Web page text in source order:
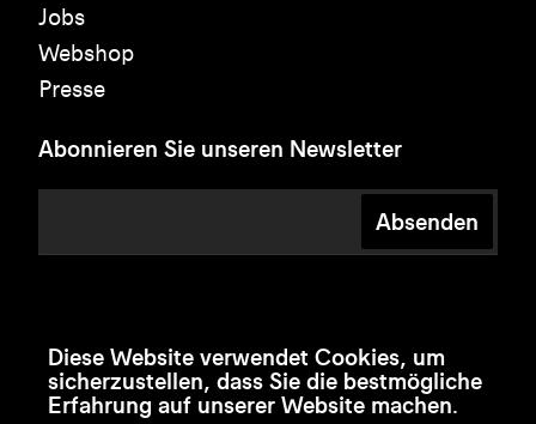
Jobs
Webshop
Presse
Abonnieren Sie unseren Newsletter
Absenden
Diese Website verwendet Cookies, um
sicherzustellen, dass Sie die bestmögliche
Erfahrung auf unserer Website machen.